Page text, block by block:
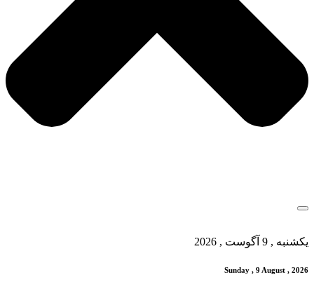
یکشنبه , 9 آگوست , 2026
Sunday , 9 August , 2026